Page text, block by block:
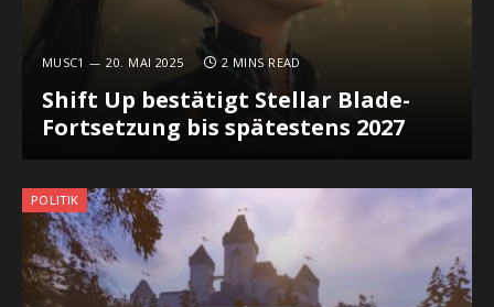
MUSC1 20. MAI 2025 2 MINS READ
Shift Up bestätigt Stellar Blade-
Fortsetzung bis spätestens 2027
POLITIK